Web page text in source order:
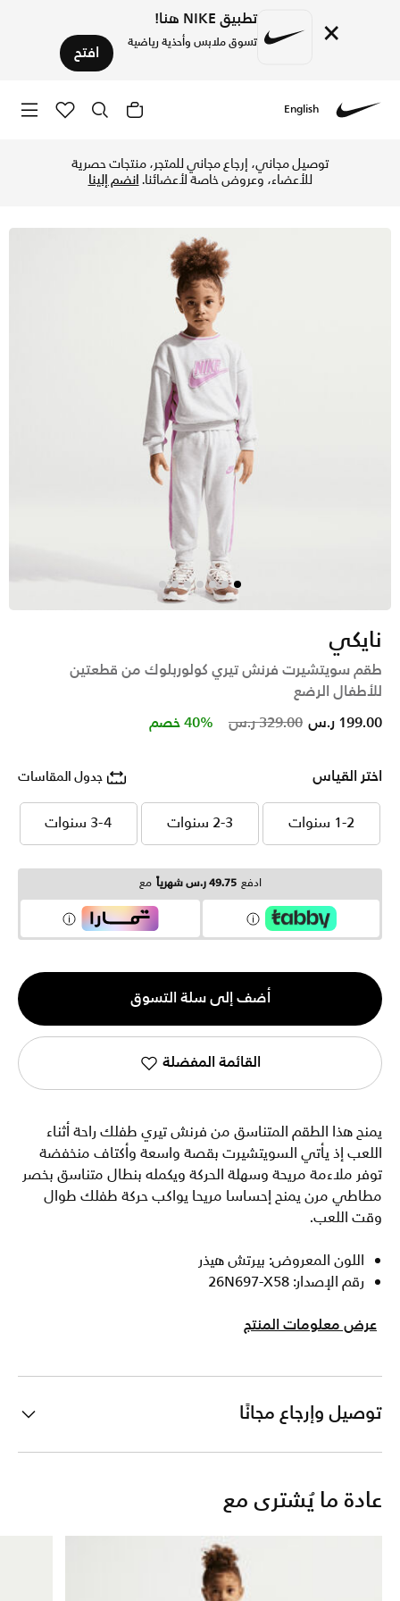
× تطبيق NIKE هنا!
تسوق ملابس وأحذية رياضية افتح
English
توصيل مجاني، إرجاع مجاني للمتجر، منتجات حصرية
للأعضاء، وعروض خاصة لأعضائنا.انضم إلينا
نايكي
طقم سويتشيرت فرنش تيري كولوربلوك من قطعتين
للأطفال الرضع
Price reduced from
329.00 ر.س to 199.00 ر.س 40% خصم
اختر القياس جدول المقاسات
1-2 سنوات 1-2 سنوات 2-3 سنوات 2-3 سنوات 3-4 سنوات 3-4 سنوات
ادفع 49.75 ر.س شهرياً مع
الكمية
1
أضف إلى سلة التسوق
القائمة المفضلة
يمنح هذا الطقم المتناسق من فرنش تيري طفلك راحة أثناء
اللعب إذ يأتي السويتشيرت بقصة واسعة وأكتاف منخفضة
توفر ملاءمة مريحة وسهلة الحركة ويكمله بنطال متناسق بخصر
مطاطي مرن يمنح إحساسا مريحا يواكب حركة طفلك طوال
وقت اللعب.
اللون المعروض: بيرتش هيذر
رقم الإصدار: 26N697-X58
عرض معلومات المنتج
توصيل وإرجاع مجانًا
عادة ما يُشترى مع